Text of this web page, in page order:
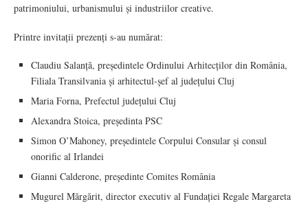
patrimoniului, urbanismului și industriilor creative.
Printre invitații prezenți s-au numărat:
Claudiu Salanță, președintele Ordinului Arhitecților din România,
Filiala Transilvania și arhitectul-șef al județului Cluj
Maria Forna, Prefectul județului Cluj
Alexandra Stoica, președinta PSC
Simon O’Mahoney, președintele Corpului Consular și consul
onorific al Irlandei
Gianni Calderone, președinte Comites România
Mugurel Mărgărit, director executiv al Fundației Regale Margareta